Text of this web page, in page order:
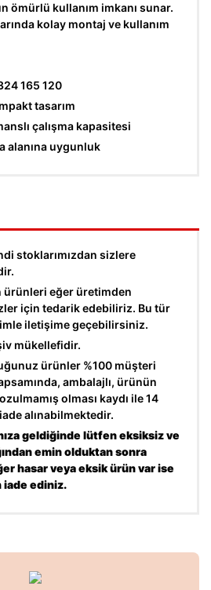
ömürlü kullanım imkanı sunar.
kolay montaj ve kullanım
165 120
tasarım
çalışma kapasitesi
alanına uygunluk
stoklarımızdan sizlere
ürünleri eğer üretimden
için tedarik edebiliriz. Bu tür
iletişime geçebilirsiniz.
mükellefidir.
ürünler %100 müşteri
ambalajlı, ürünün
olması kaydı ile 14
alınabilmektedir.
geldiğinde lütfen eksiksiz ve
emin olduktan sonra
hasar veya eksik ürün var ise
iade ediniz.
ilk yorumu siz yapın!